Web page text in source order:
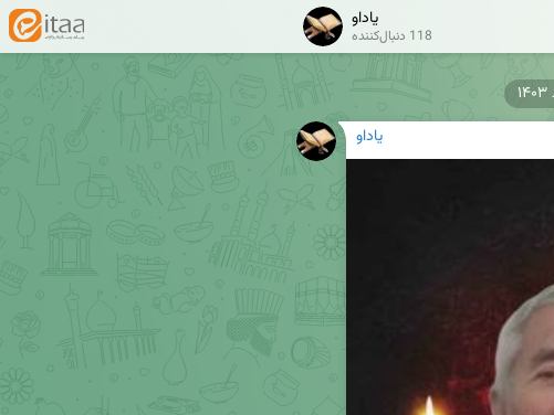
یاداو
118 دنبال‌کننده
یاداو